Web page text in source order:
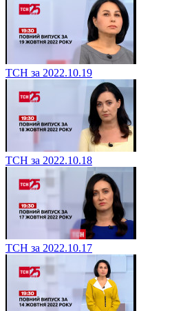
ТСН за 2022.10.19
ТСН за 2022.10.18
ТСН за 2022.10.17